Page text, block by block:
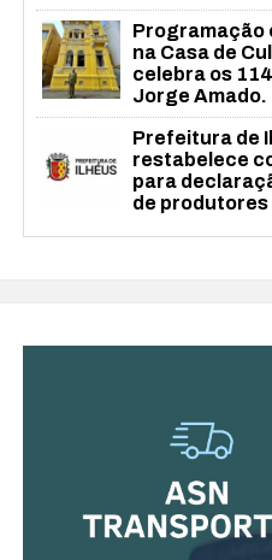
Programação
na Casa de
celebra os
Jorge Amado.
Prefeitura de
restabelece
para
de produtores